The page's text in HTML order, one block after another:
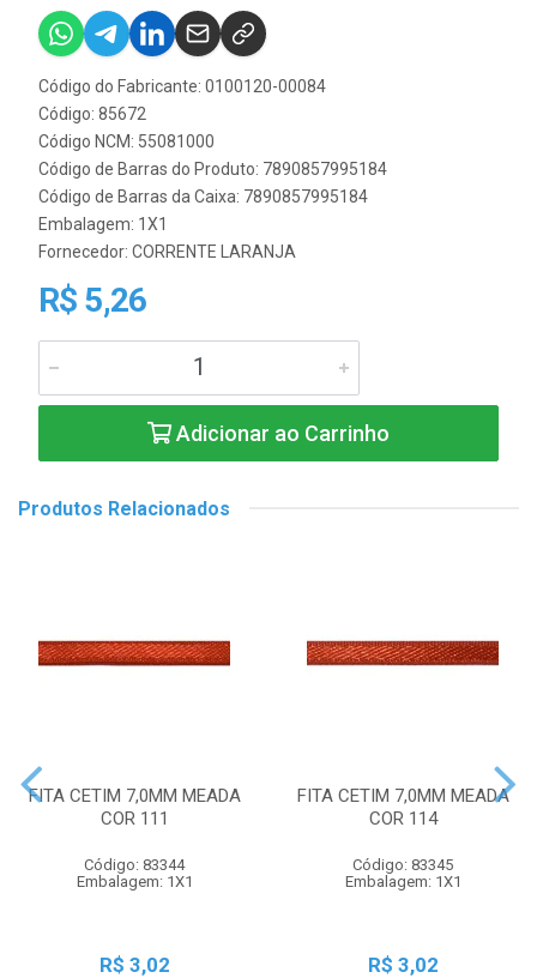
Código do Fabricante: 0100120-00084
Código: 85672
Código NCM: 55081000
Código de Barras do Produto: 7890857995184
Código de Barras da Caixa: 7890857995184
Embalagem: 1X1
Fornecedor: CORRENTE LARANJA
R$ 5,26
Adicionar ao Carrinho
Produtos Relacionados
FITA CETIM 7,0MM MEADA
COR 111
Código: 83344
Embalagem: 1X1
R$ 3,02
FITA CETIM 7,0MM MEADA
COR 114
Código: 83345
Embalagem: 1X1
R$ 3,02